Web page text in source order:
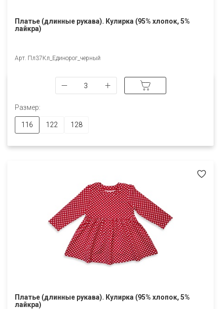
Платье (длинные рукава). Кулирка (95% хлопок, 5%
лайкра)
Арт. Пл37Кл_Единорог_черный
Размер:
116 122 128
Платье (длинные рукава). Кулирка (95% хлопок, 5%
лайкра)